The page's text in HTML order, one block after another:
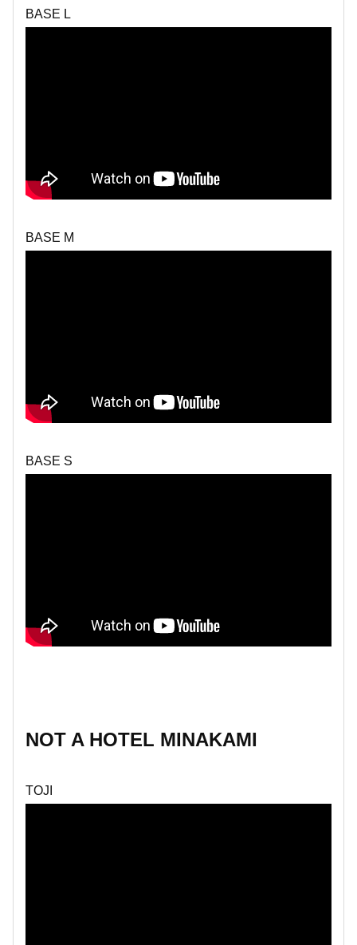
BASE L
BASE M
BASE S
NOT A HOTEL MINAKAMI
TOJI